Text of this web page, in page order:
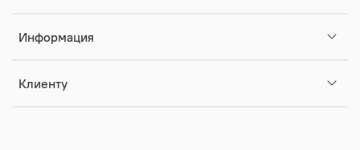
Информация
Клиенту